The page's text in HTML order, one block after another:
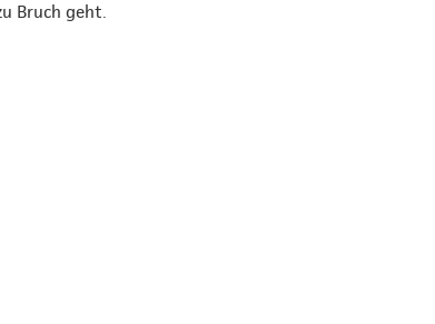
Bruch geht.